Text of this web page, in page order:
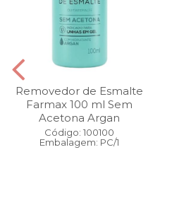
Removedor de Esmalte
Farmax 100 ml Sem
Acetona Argan
Código: 100100
Embalagem: PC/1